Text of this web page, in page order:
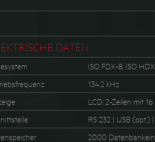
DATEN
ISO FDX-B, ISO
134.2 kHz
LCD: 2-Zeilen mit
RS 232 | USB (opt.)
2000